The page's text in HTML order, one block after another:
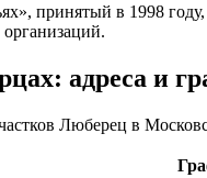
принятый в 1998
адреса и
Люберец в